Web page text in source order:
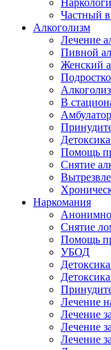
Частный
Алкоголизм
Лечение
Пивной
Женский
В
Помощь
Снятие
Наркомания
Снятие
Помощь
УБОД
Лечение
Лечение
Лечение
Лечение